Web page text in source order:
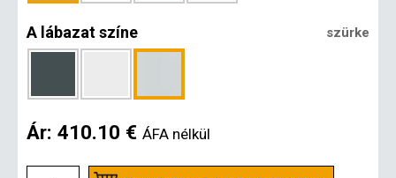
A lábazat színe szürke
Ár: 410.10 € ÁFA nélkül